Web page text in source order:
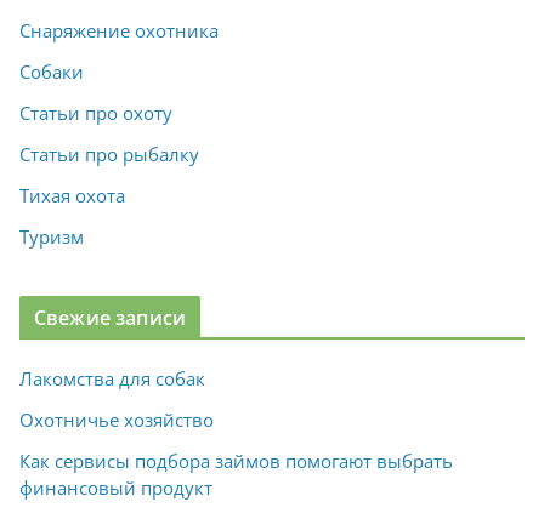
Снаряжение охотника
Собаки
Статьи про охоту
Статьи про рыбалку
Тихая охота
Туризм
Свежие записи
Лакомства для собак
Охотничье хозяйство
Как сервисы подбора займов помогают выбрать
финансовый продукт